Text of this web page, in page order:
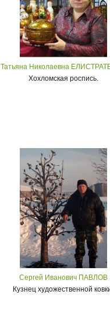
Татьяна Николаевна
Хохломская роспись.
Сергей Иванович ПАВЛОВ
Кузнец художественной